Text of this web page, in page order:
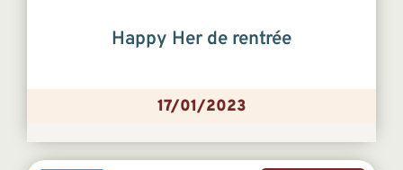
Happy Her de rentrée
17/01/2023